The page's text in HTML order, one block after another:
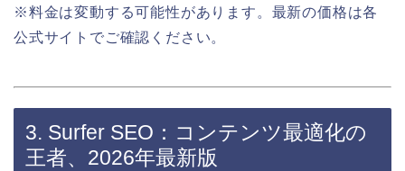
※料金は変動する可能性があります。最新の価格は各
公式サイトでご確認ください。
3. Surfer SEO：コンテンツ最適化の
王者、2026年最新版